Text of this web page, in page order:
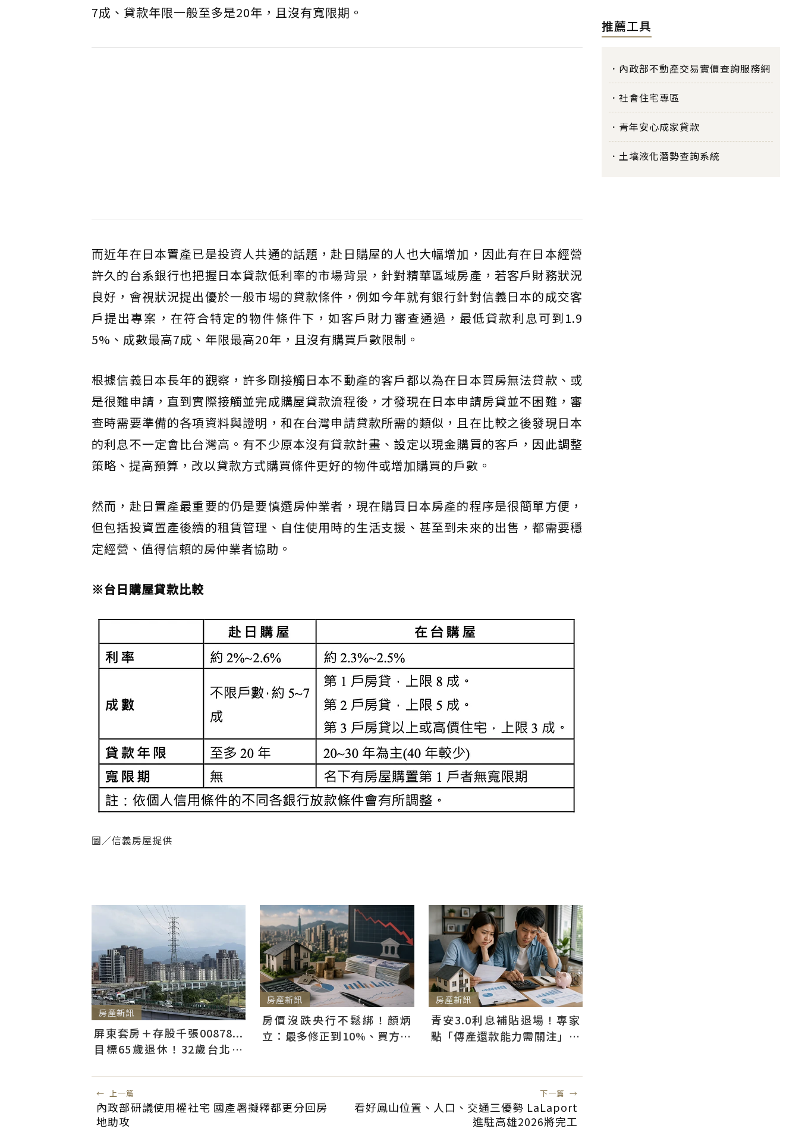
7成、貸款年限一般至多是20年，且沒有寬限期。
而近年在日本置產已是投資人共通的話題，赴日購屋的人也大幅增加，因此有在日本經營
許久的台系銀行也把握日本貸款低利率的市場背景，針對精華區域房產，若客戶財務狀況
良好，會視狀況提出優於一般市場的貸款條件，例如今年就有銀行針對信義日本的成交客
戶提出專案，在符合特定的物件條件下，如客戶財力審查通過，最低貸款利息可到1.9
5%、成數最高7成、年限最高20年，且沒有購買戶數限制。
根據信義日本長年的觀察，許多剛接觸日本不動產的客戶都以為在日本買房無法貸款、或
是很難申請，直到實際接觸並完成購屋貸款流程後，才發現在日本申請房貸並不困難，審
查時需要準備的各項資料與證明，和在台灣申請貸款所需的類似，且在比較之後發現日本
的利息不一定會比台灣高。有不少原本沒有貸款計畫、設定以現金購買的客戶，因此調整
策略、提高預算，改以貸款方式購買條件更好的物件或增加購買的戶數。
然而，赴日置產最重要的仍是要慎選房仲業者，現在購買日本房產的程序是很簡單方便，
但包括投資置產後續的租賃管理、自住使用時的生活支援、甚至到未來的出售，都需要穩
定經營、值得信賴的房仲業者協助。
※台日購屋貸款比較
圖／信義房屋提供
房產新訊
屏東套房＋存股千張00878...
目標65歲退休！32歲台北人
房產新訊
房價沒跌央行不鬆綁！顏炳
立：最多修正到10%、買方仍
房產新訊
青安3.0利息補貼退場！專家
點「傳產還款能力需關注」：
← 上一篇
內政部研議使用權社宅 國產署擬釋都更分回房
地助攻
下一篇 →
看好鳳山位置、人口、交通三優勢 LaLaport
進駐高雄2026將完工
推薦工具
內政部不動產交易實價查詢服務網
社會住宅專區
青年安心成家貸款
土壤液化潛勢查詢系統